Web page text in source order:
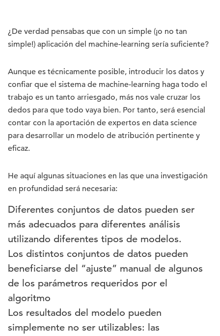
¿De verdad pensabas que con un simple (¡o no tan
simple!) aplicación del machine-learning sería suficiente?
Aunque es técnicamente posible, introducir los datos y
confiar que el sistema de machine-learning haga todo el
trabajo es un tanto arriesgado, más nos vale cruzar los
dedos para que todo vaya bien. Por tanto, será esencial
contar con la aportación de expertos en data science
para desarrollar un modelo de atribución pertinente y
eficaz.
He aquí algunas situaciones en las que una investigación
en profundidad será necesaria:
Diferentes conjuntos de datos pueden ser
más adecuados para diferentes análisis
utilizando diferentes tipos de modelos.
Los distintos conjuntos de datos pueden
beneficiarse del “ajuste” manual de algunos
de los parámetros requeridos por el
algoritmo
Los resultados del modelo pueden
simplemente no ser utilizables: las